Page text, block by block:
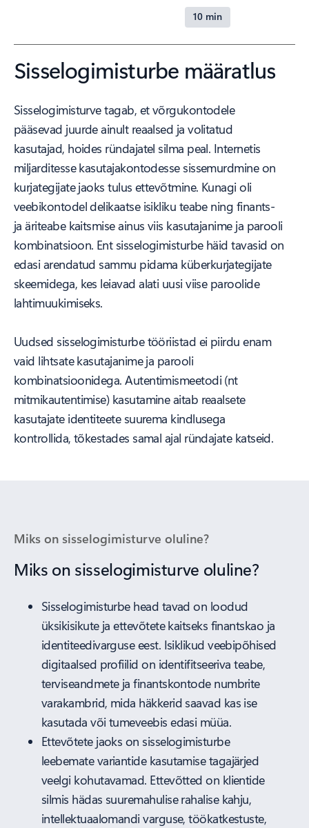
10 min
Sisselogimisturbe määratlus
Sisselogimisturve tagab, et võrgukontodele
pääsevad juurde ainult reaalsed ja volitatud
kasutajad, hoides ründajatel silma peal. Internetis
miljarditesse kasutajakontodesse sissemurdmine on
kurjategijate jaoks tulus ettevõtmine. Kunagi oli
veebikontodel delikaatse isikliku teabe ning finants-
ja äriteabe kaitsmise ainus viis kasutajanime ja parooli
kombinatsioon. Ent sisselogimisturbe häid tavasid on
edasi arendatud sammu pidama küberkurjategijate
skeemidega, kes leiavad alati uusi viise paroolide
lahtimuukimiseks.
Uudsed sisselogimisturbe tööriistad ei piirdu enam
vaid lihtsate kasutajanime ja parooli
kombinatsioonidega. Autentimismeetodi (nt
mitmikautentimise) kasutamine aitab reaalsete
kasutajate identiteete suurema kindlusega
kontrollida, tõkestades samal ajal ründajate katseid.
Miks on sisselogimisturve oluline?
Miks on sisselogimisturve oluline?
Sisselogimisturbe head tavad on loodud
üksikisikute ja ettevõtete kaitseks finantskao ja
identiteedivarguse eest. Isiklikud veebipõhised
digitaalsed profiilid on identifitseeriva teabe,
terviseandmete ja finantskontode numbrite
varakambrid, mida häkkerid saavad kas ise
kasutada või tumeveebis edasi müüa.
Ettevõtete jaoks on sisselogimisturbe
leebemate variantide kasutamise tagajärjed
veelgi kohutavamad. Ettevõtted on klientide
silmis hädas suuremahulise rahalise kahju,
intellektuaalomandi varguse, töökatkestuste,